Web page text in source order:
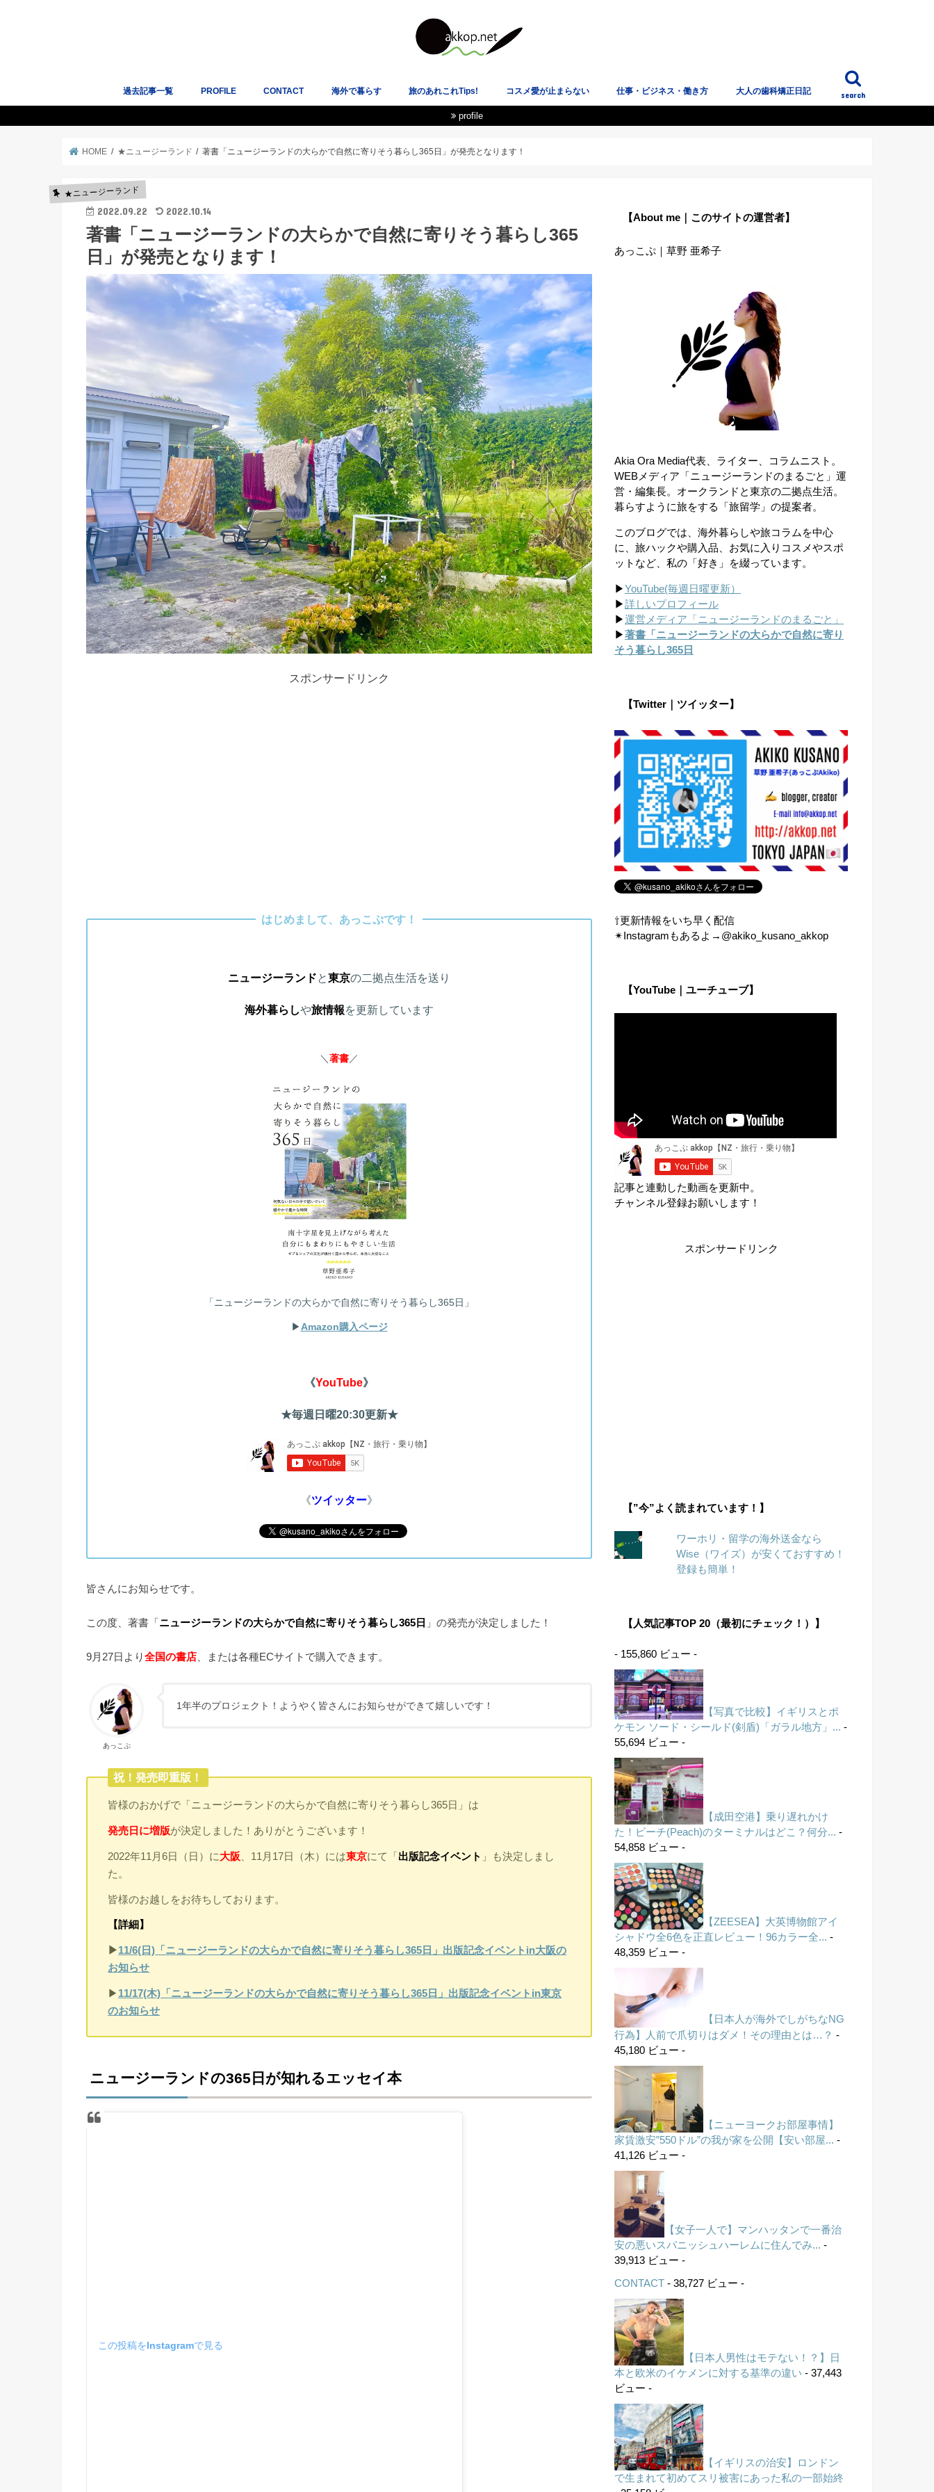
search
過去記事一覧 PROFILE CONTACT 海外で暮らす 旅のあれこれTips!
飛行機も空港も大好き！
電車オタクのLOVE乗り物！
国際恋愛・海外の恋愛観
コスメ愛が止まらない 仕事・ビジネス・働き方 大人の歯科矯正日記
profile
HOME ★ニュージーランド 著書「ニュージーランドの大らかで自然に寄りそう暮らし365日」が発売となります！
★ニュージーランド
2022.09.22 2022.10.14
著書「ニュージーランドの大らかで自然に寄りそう暮らし365
日」が発売となります！
スポンサードリンク
はじめまして、あっこぷです！
ニュージーランドと東京の二拠点生活を送り
海外暮らしや旅情報を更新しています
＼著書／
「ニュージーランドの大らかで自然に寄りそう暮らし365日」
▶︎ Amazon購入ページ
《YouTube》
★毎週日曜20:30更新★
《ツイッター》
皆さんにお知らせです。
この度、著書「 ニュージーランドの大らかで自然に寄りそう暮らし365日 」の発売が決定しました！
9月27日より全国の書店 、または各種ECサイトで購入できます。
あっこぷ
1年半のプロジェクト！ようやく皆さんにお知らせができて嬉しいです！
祝！発売即重版！
皆様のおかげで「ニュージーランドの大らかで自然に寄りそう暮らし365日」は
発売日に増版が決定しました！ありがとうございます！
2022年11月6日（日）に大阪 、11月17日（木）には東京にて「 出版記念イベント 」も決定しまし
た。
皆様のお越しをお待ちしております。
【詳細】
▶︎11/6(日)「ニュージーランドの大らかで自然に寄りそう暮らし365日」出版記念イベントin大阪の
お知らせ
▶︎ 11/17(木)「ニュージーランドの大らかで自然に寄りそう暮らし365日」出版記念イベントin東京
のお知らせ
ニュージーランドの365日が知れるエッセイ本
この投稿をInstagramで見る
【About me｜このサイトの運営者】
あっこぷ｜草野 亜希子
Akia Ora Media代表、ライター、コラムニスト。
WEBメディア「ニュージーランドのまるごと」運
営・編集長。オークランドと東京の二拠点生活。
暮らすように旅をする「旅留学」の提案者。
このブログでは、海外暮らしや旅コラムを中心
に、旅ハックや購入品、お気に入りコスメやスポ
ットなど、私の「好き」を綴っています。
▶︎YouTube(毎週日曜更新）
▶︎詳しいプロフィール
▶︎運営メディア「ニュージーランドのまるごと」
▶︎著書「ニュージーランドの大らかで自然に寄り
そう暮らし365日
【Twitter｜ツイッター】
⇧更新情報をいち早く配信
✴︎Instagramもあるよ→@akiko_kusano_akkop
【YouTube｜ユーチューブ】
記事と連動した動画を更新中。
チャンネル登録お願いします！
スポンサードリンク
【”今”よく読まれています！】
ワーホリ・留学の海外送金なら
Wise（ワイズ）が安くておすすめ！
登録も簡単！
【人気記事TOP 20（最初にチェック！）】
- 155,860 ビュー -
【写真で比較】イギリスとポ
ケモン ソード・シールド(剣盾)「ガラル地方」... -
55,694 ビュー -
【成田空港】乗り遅れかけ
た！ピーチ(Peach)のターミナルはどこ？何分... -
54,858 ビュー -
【ZEESEA】大英博物館アイ
シャドウ全6色を正直レビュー！96カラー全... -
48,359 ビュー -
【日本人が海外でしがちなNG
行為】人前で爪切りはダメ！その理由とは…？ -
45,180 ビュー -
【ニューヨークお部屋事情】
家賃激安”550ドル”の我が家を公開【安い部屋... -
41,126 ビュー -
【女子一人で】マンハッタンで一番治
安の悪いスパニッシュハーレムに住んでみ... -
39,913 ビュー -
CONTACT - 38,727 ビュー -
【日本人男性はモテない！？】日
本と欧米のイケメンに対する基準の違い - 37,443
ビュー -
【イギリスの治安】ロンドン
で生まれて初めてスリ被害にあった私の一部始終